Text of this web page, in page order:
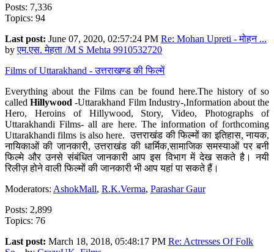
Posts: 7,336
Topics: 94
Last post: June 07, 2020, 02:57:24 PM Re: Mohan Upreti - मोहन ...
byएम.एस. मेहता /M S Mehta 9910532720
Films of Uttarakhand - उत्तराखण्ड की फिल्में
Everything about the Films can be found here.The history of so
calledHillywood-Uttarakhand Film Industry-,Information about the
Hero, Heroins of Hillywood, Story, Video, Photographs of
Uttarakhandi Films- all are here. The information of forthcoming
Uttarakhandi films is also here. उत्तराखंड की फिल्मों का इतिहास, नायक,
नायिकाओं की जानकारी, उत्तराखंड की धार्मिक,सामाजिक समस्याओं पर बनी
फिल्मे और उनसे संबंधित जानकारी आप इस विभाग में देख सकते है। नयी
रिलीज़ होने वाली फिल्मों की जानकारी भी आप यहां पा सकते हैं।
Moderators: AshokMall, R.K.Verma, Parashar Gaur
Posts: 2,899
Topics: 76
Last post: March 18, 2018, 05:48:17 PM Re: Actresses Of Folk